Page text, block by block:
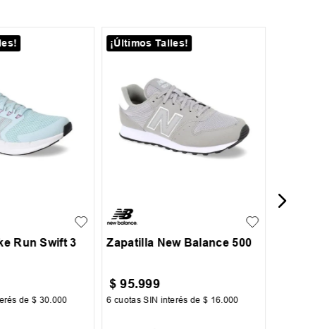
Run Swift 3
de$ 30 000
¡Últimos Talles!
42
Zapatilla New Balance 500
$ 95.999
6 cuotas SIN interés de$ 16 000